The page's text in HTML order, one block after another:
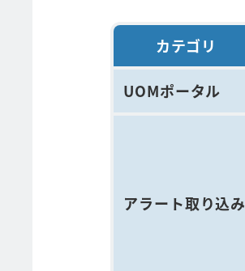
カテゴリ
UOMポータル
アラート取り込み